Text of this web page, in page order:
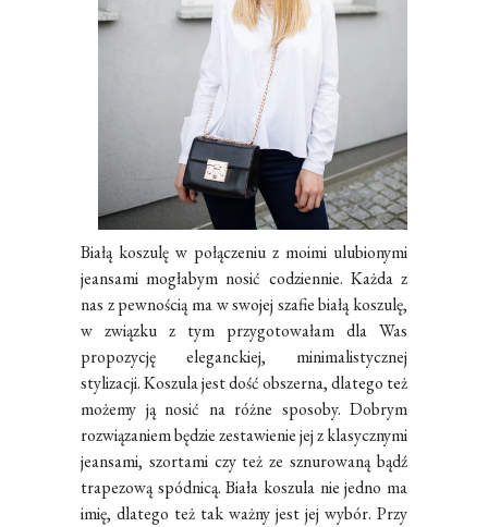
Białą koszulę w połączeniu z moimi ulubionymi
jeansami mogłabym nosić codziennie. Każda z
nas z pewnością ma w swojej szafie białą koszulę,
w związku z tym przygotowałam dla Was
propozycję eleganckiej, minimalistycznej
stylizacji. Koszula jest dość obszerna, dlatego też
możemy ją nosić na różne sposoby. Dobrym
rozwiązaniem będzie zestawienie jej z klasycznymi
jeansami, szortami czy też ze sznurowaną bądź
trapezową spódnicą. Biała koszula nie jedno ma
imię, dlatego też tak ważny jest jej wybór. Przy